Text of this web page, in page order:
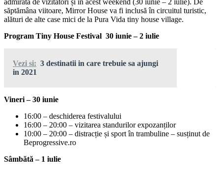
admirată de vizitatori și în acest weekend (30 iunie – 2 iulie). De
săptămâna viitoare, Mirror House va fi inclusă în circuitul turistic,
alături de alte case mici de la Pura Vida tiny house village.
Program Tiny House Festival 30 iunie – 2 iulie
Vezi si: 3 destinatii in care trebuie sa ajungi
in 2021
Vineri – 30 iunie
16:00 – deschiderea festivalului
16:00 – 20:00 – vizitarea standurilor expozanților
10:00 – 20:00 – distracție și sport în trambuline – susținut de
Beprogressive.ro
Sâmbătă – 1 iulie